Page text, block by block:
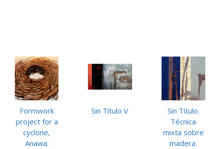
Formwork
project for a
cyclone,
Anawa.
Sin Título V
Sin Título.
Técnica
mixta sobre
madera.